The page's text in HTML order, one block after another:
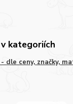
kategoriích
- dle ceny, značky,